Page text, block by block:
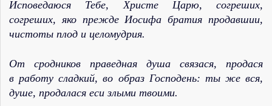
Исповедаюся Тебе, Христе Царю, согреших,
согреших, яко прежде Иосифа братия продавшии,
чистоты плод и целомудрия.
От сродников праведная душа связася, продася
в работу сладкий, во образ Господень: ты же вся,
душе, продалася еси злыми твоими.